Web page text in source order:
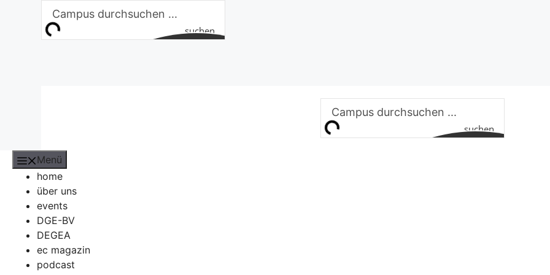
suchen
suchen
Menü
home
über uns
events
DGE-BV
DEGEA
ec magazin
podcast